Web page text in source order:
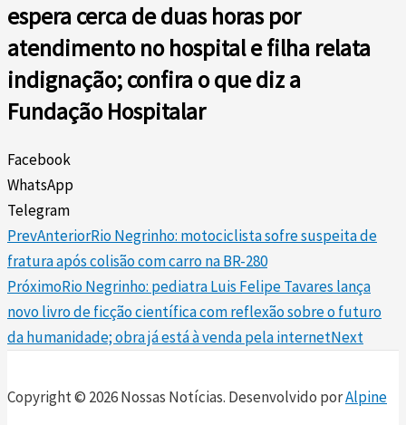
espera cerca de duas horas por
atendimento no hospital e filha relata
indignação; confira o que diz a
Fundação Hospitalar
Facebook
WhatsApp
Telegram
PrevAnteriorRio Negrinho: motociclista sofre suspeita de
fratura após colisão com carro na BR-280
PróximoRio Negrinho: pediatra Luis Felipe Tavares lança
novo livro de ficção científica com reflexão sobre o futuro
da humanidade; obra já está à venda pela internetNext
Copyright © 2026 Nossas Notícias. Desenvolvido porAlpine